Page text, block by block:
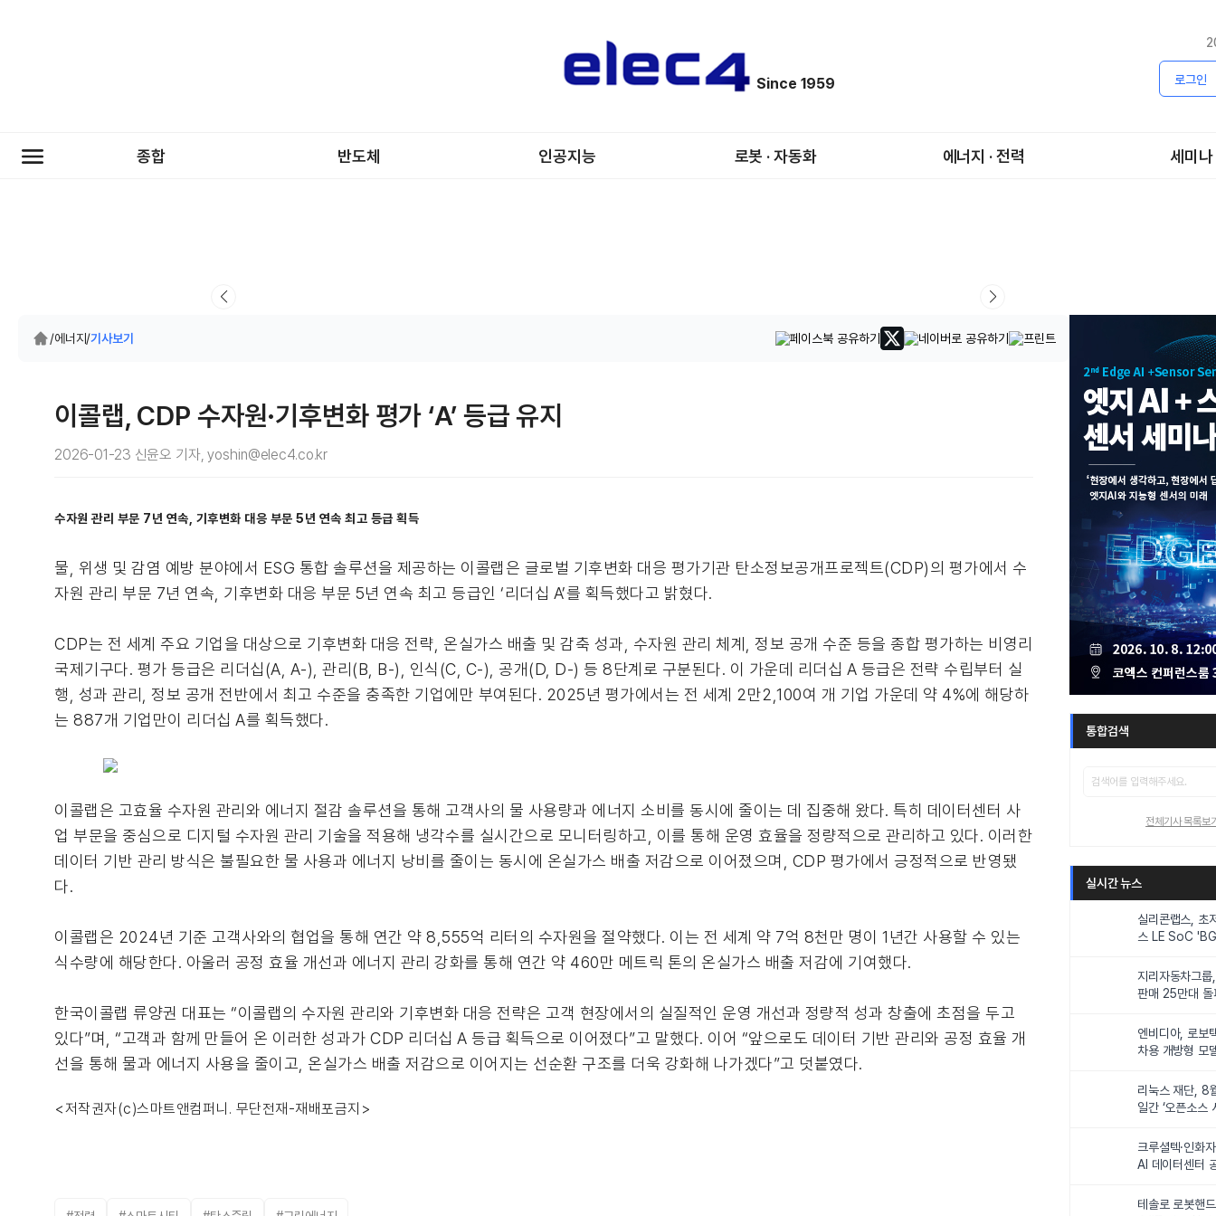
Since 1959 로그인
종합 반도체 인공지능 로봇 · 자동화 에너지 · 전력 세미나
/에너지 /기사보기
이콜랩, CDP 수자원·기후변화 평가 ‘A’ 등급 유지
2026-01-23 신윤오 기자, yoshin@elec4.co.kr
수자원 관리 부문 7년 연속, 기후변화 대응 부문 5년 연속 최고 등급 획득
물, 위생 및 감염 예방 분야에서 ESG 통합 솔루션을 제공하는 이콜랩은 글로벌 기후변화 대응 평가기관 탄소정보공개프로젝트(CDP)의 평가에서 수
자원 관리 부문 7년 연속, 기후변화 대응 부문 5년 연속 최고 등급인 ‘리더십 A’를 획득했다고 밝혔다.
CDP는 전 세계 주요 기업을 대상으로 기후변화 대응 전략, 온실가스 배출 및 감축 성과, 수자원 관리 체계, 정보 공개 수준 등을 종합 평가하는 비영리
국제기구다. 평가 등급은 리더십(A, A-), 관리(B, B-), 인식(C, C-), 공개(D, D-) 등 8단계로 구분된다. 이 가운데 리더십 A 등급은 전략 수립부터 실
행, 성과 관리, 정보 공개 전반에서 최고 수준을 충족한 기업에만 부여된다. 2025년 평가에서는 전 세계 2만2,100여 개 기업 가운데 약 4%에 해당하
는 887개 기업만이 리더십 A를 획득했다.
이콜랩은 고효율 수자원 관리와 에너지 절감 솔루션을 통해 고객사의 물 사용량과 에너지 소비를 동시에 줄이는 데 집중해 왔다. 특히 데이터센터 사
업 부문을 중심으로 디지털 수자원 관리 기술을 적용해 냉각수를 실시간으로 모니터링하고, 이를 통해 운영 효율을 정량적으로 관리하고 있다. 이러한
데이터 기반 관리 방식은 불필요한 물 사용과 에너지 낭비를 줄이는 동시에 온실가스 배출 저감으로 이어졌으며, CDP 평가에서 긍정적으로 반영됐
다.
이콜랩은 2024년 기준 고객사와의 협업을 통해 연간 약 8,555억 리터의 수자원을 절약했다. 이는 전 세계 약 7억 8천만 명이 1년간 사용할 수 있는
식수량에 해당한다. 아울러 공정 효율 개선과 에너지 관리 강화를 통해 연간 약 460만 메트릭 톤의 온실가스 배출 저감에 기여했다.
한국이콜랩 류양권 대표는 “이콜랩의 수자원 관리와 기후변화 대응 전략은 고객 현장에서의 실질적인 운영 개선과 정량적 성과 창출에 초점을 두고
있다”며, “고객과 함께 만들어 온 이러한 성과가 CDP 리더십 A 등급 획득으로 이어졌다”고 말했다. 이어 “앞으로도 데이터 기반 관리와 공정 효율 개
선을 통해 물과 에너지 사용을 줄이고, 온실가스 배출 저감으로 이어지는 선순환 구조를 더욱 강화해 나가겠다”고 덧붙였다.
<저작권자(c)스마트앤컴퍼니. 무단전재-재배포금지>
통합검색
전체기사 목록보
실시간 뉴스
실리콘랩스, 초
스 LE SoC
지리자동차그
판매 25만대 돌
엔비디아, 로보
차용 개방형 모
리눅스 재단, 8
일간 ‘오픈소스
크루셜텍·인화
AI 데이터센터
테솔로 로봇핸